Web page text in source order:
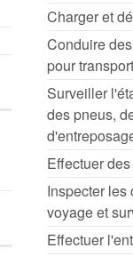
Charger et
Conduire
pour
Surveiller
des pneus,
Effectuer
Inspecter les
voyage et
Effectuer